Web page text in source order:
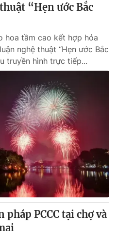
“Hẹn ước Bắc
hoa tầm cao kết hợp hỏa
nghệ thuật “Hẹn ước Bắc
truyền hình trực tiếp...
pháp PCCC tại chợ và